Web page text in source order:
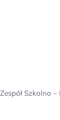
Zespół Szkolno